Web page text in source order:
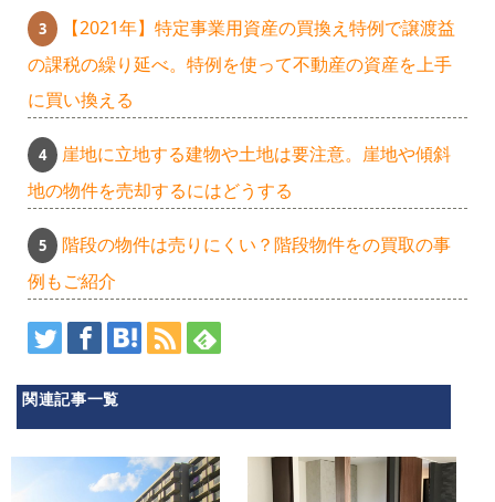
【2021年】特定事業用資産の買換え特例で譲渡益
の課税の繰り延べ。特例を使って不動産の資産を上手
に買い換える
崖地に立地する建物や土地は要注意。崖地や傾斜
地の物件を売却するにはどうする
階段の物件は売りにくい？階段物件をの買取の事
例もご紹介
関連記事一覧